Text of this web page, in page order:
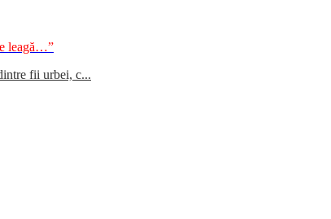
leagă…”
fii urbei, c...